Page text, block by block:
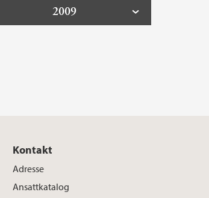
2009
Kontakt
Adresse
Ansattkatalog